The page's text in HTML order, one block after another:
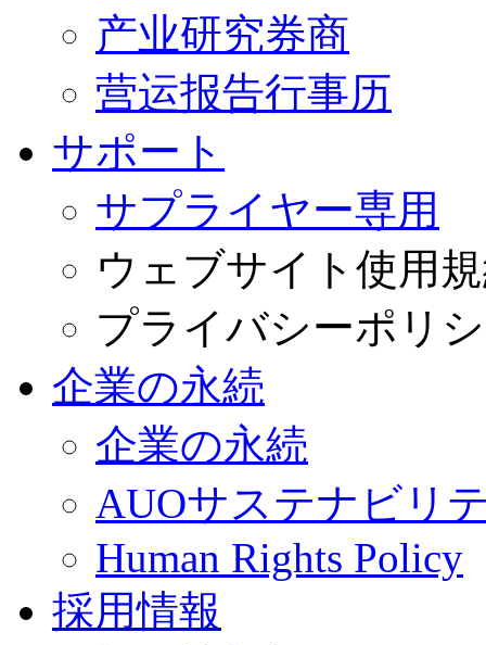
产业研究券商
营运报告行事历
サポート
サプライヤー専用
ウェブサイト使用
プライバシーポリ
企業の永続
企業の永続
AUOサステナビリ
Human Rights Policy
採用情報